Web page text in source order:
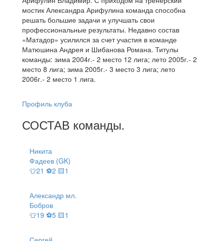
мостик Александра Арифулина команда способна
решать большие задачи и улучшать свои
профессиональные результаты. Недавно состав
«Матадор» усилился за счет участия в команде
Матюшина Андрея и Шибанова Романа. Титулы
команды: зима 2004г.- 2 место 12 лига; лето 2005г.- 2
место 8 лига; зима 2005г.- 3 место 3 лига; лето
2006г.- 2 место 1 лига.
Профиль клуба
СОСТАВ команды.
Никита
Фадеев (GK)
👕21 ⚽2 🟨1
Александр мл.
Бобров
👕19 ⚽5 🟨1